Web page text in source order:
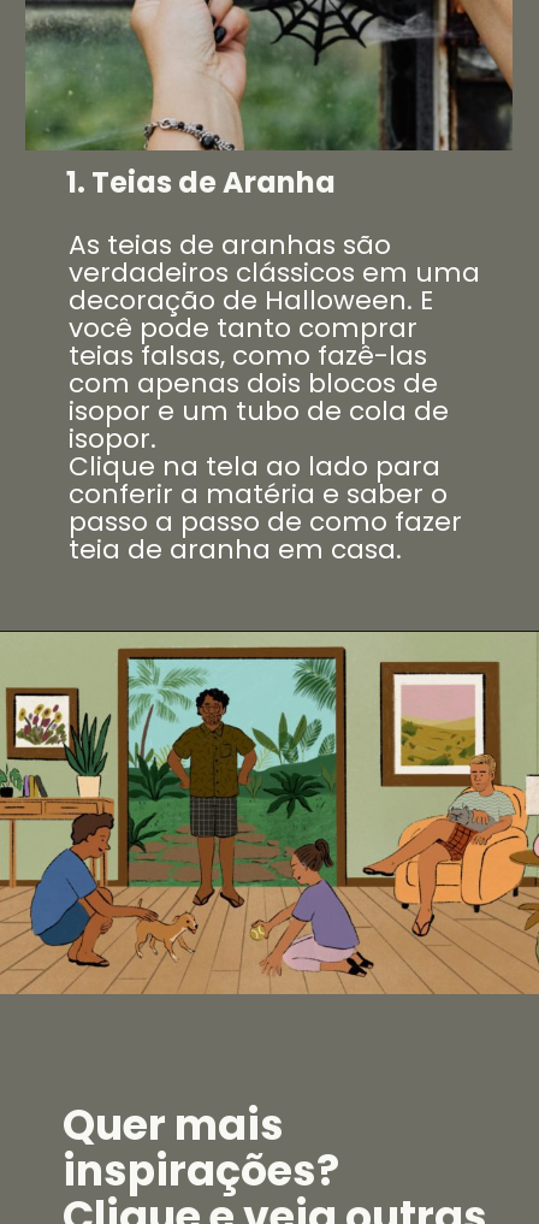
As teias de aranhas são
verdadeiros clássicos em uma
decoração de Halloween. E
você pode tanto comprar
teias falsas, como fazê-las
com apenas dois blocos de
isopor e um tubo de cola de
isopor.
Clique na tela ao lado para
conferir a matéria e saber o
passo a passo de como fazer
teia de aranha em casa.
1. Teias de Aranha
Quer mais
inspirações?